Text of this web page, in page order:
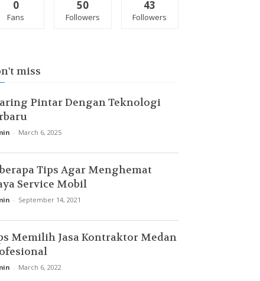
0
Fans
50
Followers
43
Followers
miss
Pintar Dengan Teknologi
- March 6, 2025
Tips Agar Menghemat
Service Mobil
- September 14, 2021
Memilih Jasa Kontraktor Medan
- March 6, 2022